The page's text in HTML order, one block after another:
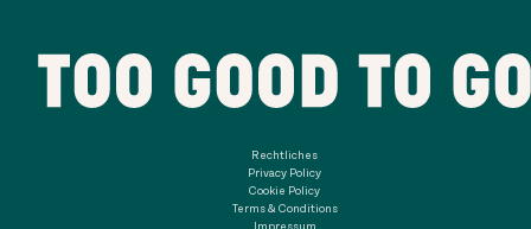
Rechtliches
Privacy Policy
Cookie Policy
Terms & Conditions
Impressum